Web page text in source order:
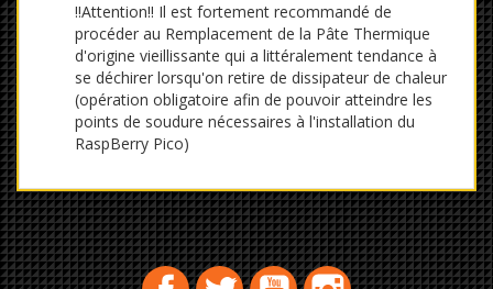
!!Attention!! Il est fortement recommandé de
procéder au Remplacement de la Pâte Thermique
d'origine vieillissante qui a littéralement tendance à
se déchirer lorsqu'on retire de dissipateur de chaleur
(opération obligatoire afin de pouvoir atteindre les
points de soudure nécessaires à l'installation du
RaspBerry Pico)
FacebookTwitterYouTubeInstagram